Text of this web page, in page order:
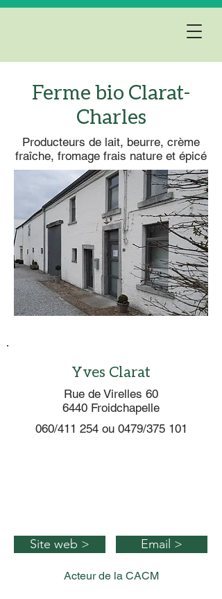
Ferme bio Clarat-
Charles
Producteurs de lait, beurre, crème
fraîche, fromage frais nature et épicé
Yves Clarat
Rue de Virelles 60
6440 Froidchapelle
060/411 254 ou 0479/375 101
Site web > Email >
Acteur de la CACM